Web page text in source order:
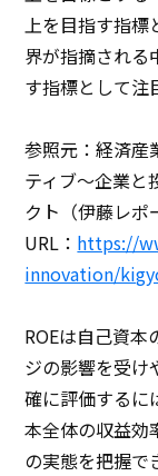
上を目指す指
界が指摘される
す指標として注
参照元：経済産
ティブ～企業と
クト（伊藤レポ
URL： https://
innovation/
ROEは自己資
ジの影響を受け
確に評価するに
本全体の収益効
の実態を把握で